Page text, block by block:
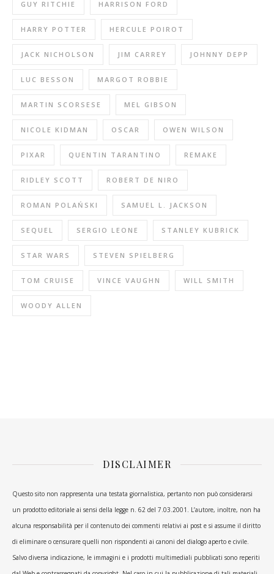
GUY RITCHIE HARRISON FORD
HARRY POTTER HERCULE POIROT
JACK NICHOLSON JIM CARREY JOHNNY DEPP
LUC BESSON MARGOT ROBBIE
MARTIN SCORSESE MEL GIBSON
NICOLE KIDMAN OSCAR OWEN WILSON
PIXAR QUENTIN TARANTINO REMAKE
RIDLEY SCOTT ROBERT DE NIRO
ROMAN POLAŃSKI SAMUEL L. JACKSON
SEQUEL SERGIO LEONE STANLEY KUBRICK
STAR WARS STEVEN SPIELBERG
TOM CRUISE VINCE VAUGHN WILL SMITH
WOODY ALLEN
DISCLAIMER
Questo sito non rappresenta una testata giornalistica, pertanto non può considerarsi
un prodotto editoriale ai sensi della legge n. 62 del 7.03.2001. L’autore, inoltre, non ha
alcuna responsabilità per il contenuto dei commenti relativi ai post e si assume il diritto
di eliminare o censurare quelli non rispondenti ai canoni del dialogo aperto e civile.
Salvo diversa indicazione, le immagini e i prodotti multimediali pubblicati sono reperiti